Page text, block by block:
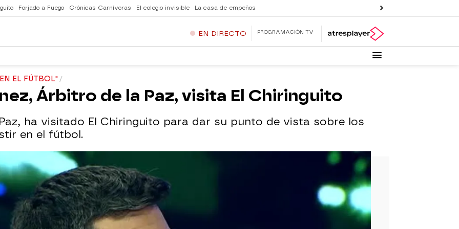
Forjado a Fuego Crónicas Carnívoras El colegio invisible La casa de empeños
EN DIRECTO PROGRAMACIÓN TV
EL FÚTBOL"
Árbitro de la Paz, visita El Chiringuito
ha visitado El Chiringuito para dar su punto de vista sobre los
en el fútbol.